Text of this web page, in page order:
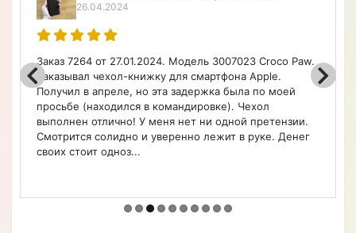
Croco Paw.
Apple.
по моей
претензии.
руке. Денег
Порадовал широкий ассортимент по
чехлы, очень быстро оформил заказ.
Советую.